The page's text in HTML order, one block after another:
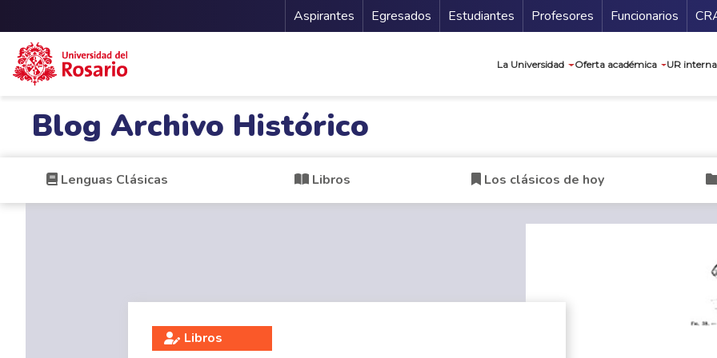
Menu Secundario
Aspirantes Egresados Estudiantes Profesores Funcionarios
La Universidad Oferta académica UR
Blog Archivo Histórico
Lenguas Clásicas Libros Los clásicos de hoy
Libros